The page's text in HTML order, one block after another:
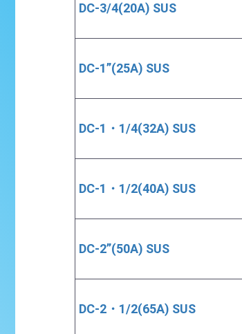
DC-3/4(20A) SUS
DC-1”(25A) SUS
DC-1・1/4(32A) SUS
DC-1・1/2(40A) SUS
DC-2”(50A) SUS
DC-2・1/2(65A) SUS